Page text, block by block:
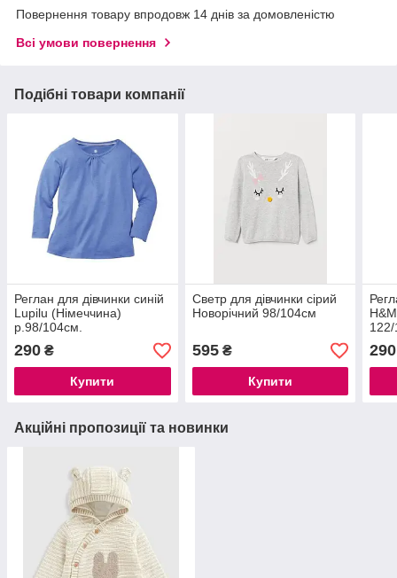
Повернення товару впродовж 14 днів за домовленістю
Всі умови повернення
Подібні товари компанії
Реглан для дівчинки синій
Lupilu (Німеччина)
р.98/104см.
290 ₴
Купити
Светр для дівчинки сірий
Новорічний 98/104см
595₴
Купити
290
Акційні пропозиції та новинки